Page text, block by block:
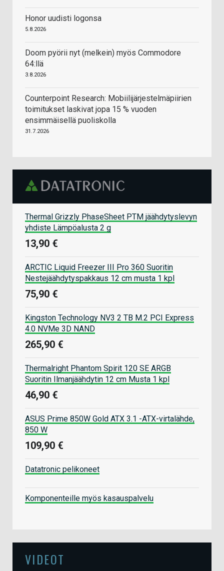
Honor uudisti logonsa
5.8.2026
Doom pyörii nyt (melkein) myös Commodore
64:llä
3.8.2026
Counterpoint Research: Mobiilijärjestelmäpiirien
toimitukset laskivat jopa 15 % vuoden
ensimmäisellä puoliskolla
31.7.2026
Thermal Grizzly PhaseSheet PTM jäähdytyslevyn
yhdiste Lämpöalusta 2 g
13,90 €
ARCTIC Liquid Freezer III Pro 360 Suoritin
Nestejäähdytyspakkaus 12 cm musta 1 kpl
75,90 €
Kingston Technology NV3 2 TB M.2 PCI Express
4.0 NVMe 3D NAND
265,90 €
Thermalright Phantom Spirit 120 SE ARGB
Suoritin Ilmanjäähdytin 12 cm Musta 1 kpl
46,90 €
ASUS Prime 850W Gold ATX 3.1 -ATX-virtalähde,
850 W
109,90 €
Datatronic pelikoneet
Komponenteille myös kasauspalvelu
VIDEOT